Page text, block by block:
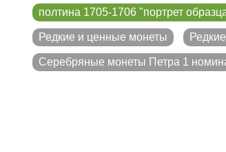
полтина 1705-1706 "портрет
Редкие и ценные монеты
Серебряные монеты Петра 1